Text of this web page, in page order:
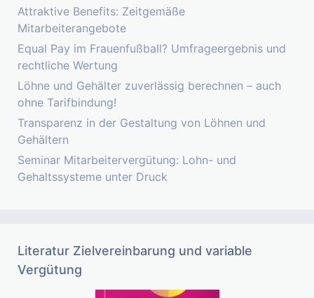
Attraktive Benefits: Zeitgemäße
Mitarbeiterangebote
Equal Pay im Frauenfußball? Umfrageergebnis und
rechtliche Wertung
Löhne und Gehälter zuverlässig berechnen – auch
ohne Tarifbindung!
Transparenz in der Gestaltung von Löhnen und
Gehältern
Seminar Mitarbeitervergütung: Lohn- und
Gehaltssysteme unter Druck
Literatur Zielvereinbarung und variable
Vergütung